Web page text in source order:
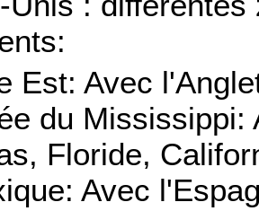
Est: Avec
du
Floride,
Avec